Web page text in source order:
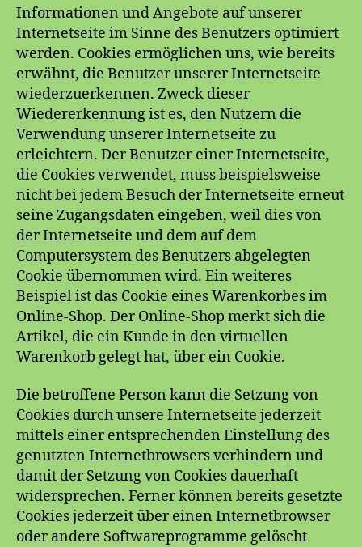
Informationen und Angebote auf unserer
Internetseite im Sinne des Benutzers optimiert
werden. Cookies ermöglichen uns, wie bereits
erwähnt, die Benutzer unserer Internetseite
wiederzuerkennen. Zweck dieser
Wiedererkennung ist es, den Nutzern die
Verwendung unserer Internetseite zu
erleichtern. Der Benutzer einer Internetseite,
die Cookies verwendet, muss beispielsweise
nicht bei jedem Besuch der Internetseite erneut
seine Zugangsdaten eingeben, weil dies von
der Internetseite und dem auf dem
Computersystem des Benutzers abgelegten
Cookie übernommen wird. Ein weiteres
Beispiel ist das Cookie eines Warenkorbes im
Online-Shop. Der Online-Shop merkt sich die
Artikel, die ein Kunde in den virtuellen
Warenkorb gelegt hat, über ein Cookie.
Die betroffene Person kann die Setzung von
Cookies durch unsere Internetseite jederzeit
mittels einer entsprechenden Einstellung des
genutzten Internetbrowsers verhindern und
damit der Setzung von Cookies dauerhaft
widersprechen. Ferner können bereits gesetzte
Cookies jederzeit über einen Internetbrowser
oder andere Softwareprogramme gelöscht